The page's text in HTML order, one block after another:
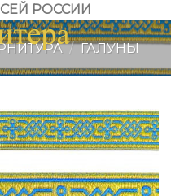
РОССИИ
/ ГАЛУНЫ